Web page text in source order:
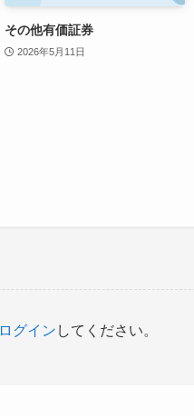
その他有価証券
2026年5月11日
ログイン してください。